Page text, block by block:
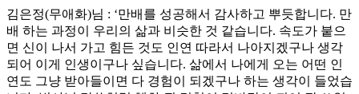
김은정(무애화)님 : ‘만배를 성공해서 감사하고 뿌듯합니다. 만
배 하는 과정이 우리의 삶과 비슷한 것 같습니다. 속도가 붙으
면 신이 나서 가고 힘든 것도 인연 따라서 나아지겠구나 생각
되어 이게 인생이구나 싶습니다. 삶에서 나에게 오는 어떤 인
연도 그냥 받아들이면 다 경험이 되겠구나 하는 생각이 들었습